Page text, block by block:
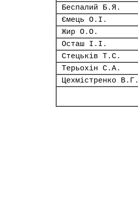
Беспалий Б.Я.
Ємець О.І.
Жир О.О.
Осташ І.І.
Стецьків Т.С.
Терьохін С.А.
Цехмістренко В.Г.